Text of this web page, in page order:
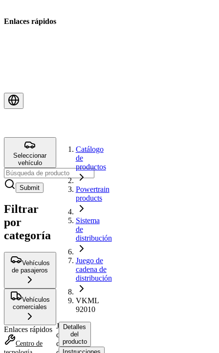
Enlaces rápidos
Seleccionar
vehículo
Submit
Filtrar
por
categoría
Vehículos
de pasajeros
Vehículos
comerciales
Enlaces rápidos
Centro de
Catálogo
de
productos
Powertrain
products
Sistema
de
distribución
Juego de
cadena de
distribución
VKML
92010
Juego
de
cadena
Detalles
del
producto